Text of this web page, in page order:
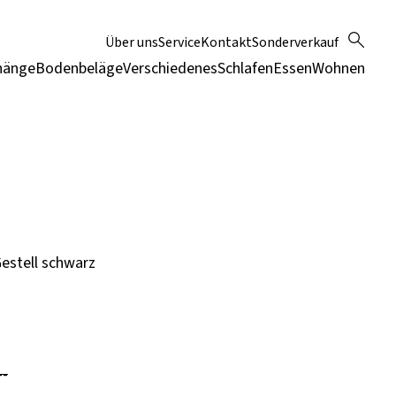
Über unsServiceKontaktSonderverkauf
BodenbelägeVerschiedenesSchlafenEssenWohnen
schwarz